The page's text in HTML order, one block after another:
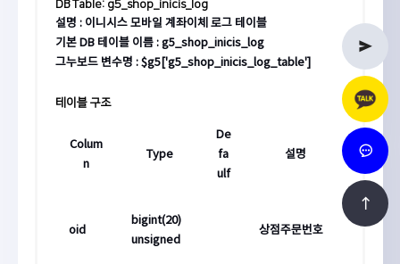
DB Table: g5_shop_inicis_log
​설명 : 이니시스 모바일 계좌이체 로그 테이블
기본 DB 테이블 이름 : g5_shop_inicis_log
그누보드 변수명 : $g5['g5_shop_inicis_log_table']
테이블 구조
Colum
n
Type
De
fa
ulf
설명
oid
bigint(20)
unsigned
상점주문번호